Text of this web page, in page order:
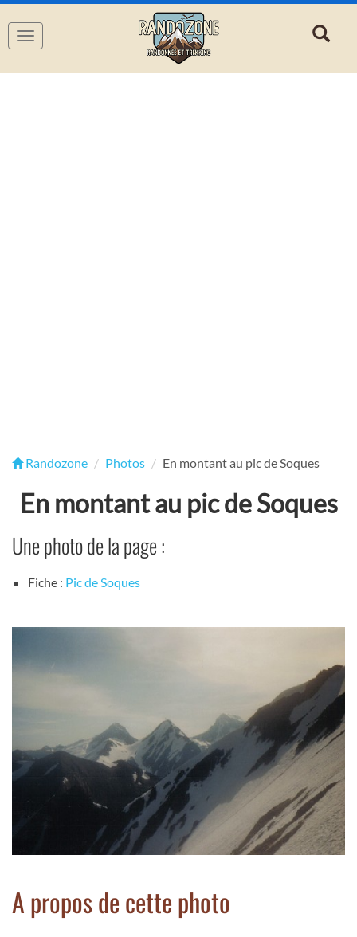
Navigation
Randozone Photos En montant au pic de Soques
En montant au pic de Soques
Une photo de la page :
Fiche : Pic de Soques
A propos de cette photo